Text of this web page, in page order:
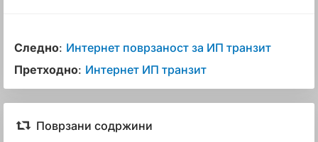
Следно: Интернет поврзаност за ИП транзит
Претходно: Интернет ИП транзит
Поврзани содржини